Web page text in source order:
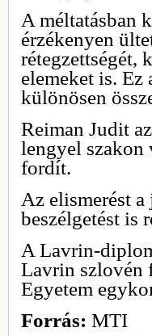
A méltatásban
érzékenyen
rétegzettségét,
elemeket is.
különösen
Reiman Judit
lengyel szakon
fordít.
Az elismerést
beszélgetést is
A Lavrin-
Lavrin szlovén
Egyetem
Forrás: MTI